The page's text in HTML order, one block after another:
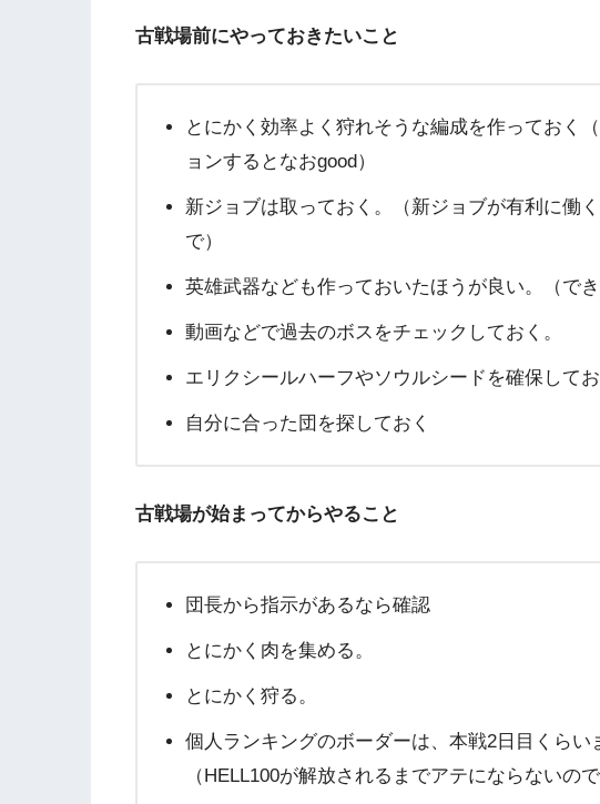
古戦場前にやっておきたいこと
とにかく効率よく狩れそうな編成を作っておく
ョンするとなおgood）
新ジョブは取っておく。（新ジョブが有利に働
で）
英雄武器なども作っておいたほうが良い。（で
動画などで過去のボスをチェックしておく。
エリクシールハーフやソウルシードを確保してお
自分に合った団を探しておく
古戦場が始まってからやること
団長から指示があるなら確認
とにかく肉を集める。
とにかく狩る。
個人ランキングのボーダーは、本戦2日目くらい
（HELL100が解放されるまでアテにならないので